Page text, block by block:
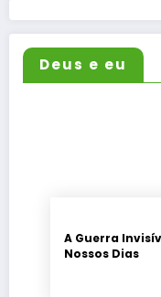
Deus e eu
A Guerra
Nossos Dias